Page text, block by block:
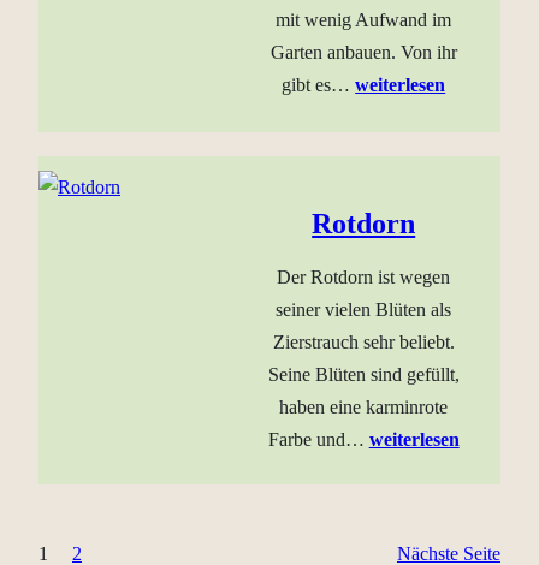
mit wenig Aufwand im
Garten anbauen. Von ihr
gibt es…weiterlesen
Rotdorn
Der Rotdorn ist wegen
seiner vielen Blüten als
Zierstrauch sehr beliebt.
Seine Blüten sind gefüllt,
haben eine karminrote
Farbe und… weiterlesen
1 2 Nächste Seite